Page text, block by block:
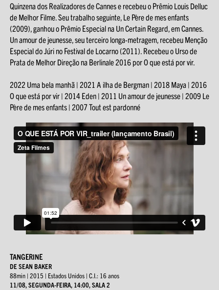
Quinzena dos Realizadores de Cannes e recebeu o Prêmio Louis Delluc
de Melhor Filme. Seu trabalho seguinte, Le Père de mes enfants
(2009), ganhou o Prêmio Especial na Un Certain Regard, em Cannes.
Un amour de jeunesse, seu terceiro longa-metragem, recebeu Menção
Especial do Júri no Festival de Locarno (2011). Recebeu o Urso de
Prata de Melhor Direção na Berlinale 2016 por O que está por vir.
2022 Uma bela manhã | 2021 A ilha de Bergman | 2018 Maya | 2016
O que está por vir | 2014 Eden | 2011 Un amour de jeunesse | 2009 Le
Père de mes enfants | 2007 Tout est pardonné
TANGERINE
DE SEAN BAKER
88min | 2015 | Estados Unidos | C.I.: 16 anos
11/08, SEGUNDA-FEIRA, 14:00, SALA 2